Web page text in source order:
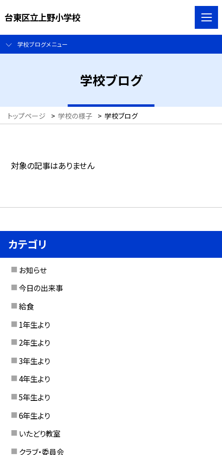
台東区立上野小学校
学校ブログメニュー
学校ブログ
トップページ > 学校の様子 > 学校ブログ
対象の記事はありません
カテゴリ
お知らせ
今日の出来事
給食
1年生より
2年生より
3年生より
4年生より
5年生より
6年生より
いたどり教室
クラブ・委員会